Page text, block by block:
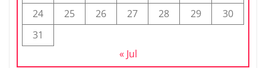
24
25 26 27 28 29
30
31
« Jul